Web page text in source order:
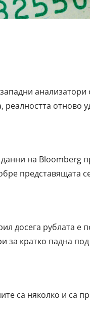
реалността отново
на Bloomberg
представящата
досега рублата е
за кратко падна
са няколко и са